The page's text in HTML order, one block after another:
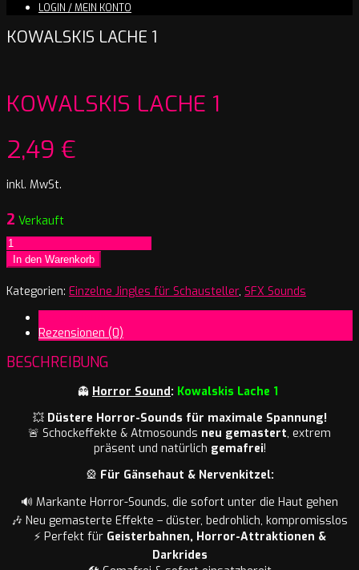
LOGIN / MEIN KONTO
KOWALSKIS LACHE 1
KOWALSKIS LACHE 1
2,49 €
inkl. MwSt.
2 Verkauft
Kowalskis
Lache
1
Menge
In den Warenkorb
Kategorien: Einzelne Jingles für Schausteller, SFX Sounds
Rezensionen (0)
BESCHREIBUNG
👻 Horror Sound: Kowalskis Lache 1
💥 Düstere Horror-Sounds für maximale Spannung!
🚨 Schockeffekte & Atmosounds neu gemastert, extrem
präsent und natürlich gemafrei!
🎡 Für Gänsehaut & Nervenkitzel:
🔊 Markante Horror-Sounds, die sofort unter die Haut gehen
🎶 Neu gemasterte Effekte – düster, bedrohlich, kompromisslos
⚡ Perfekt für Geisterbahnen, Horror-Attraktionen &
Darkrides